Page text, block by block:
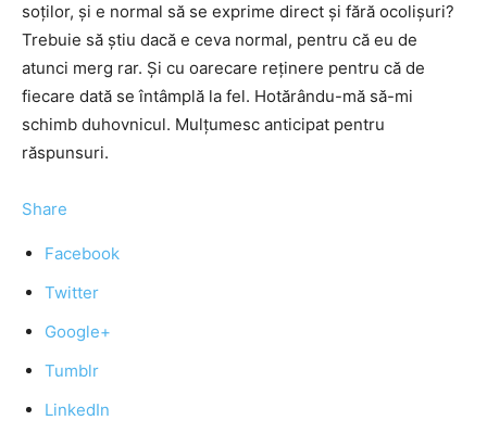
soţilor, şi e normal să se exprime direct şi fără ocolişuri?
Trebuie să ştiu dacă e ceva normal, pentru că eu de
atunci merg rar. Şi cu oarecare reţinere pentru că de
fiecare dată se întâmplă la fel. Hotărându-mă să-mi
schimb duhovnicul. Mulţumesc anticipat pentru
răspunsuri.
Share
Facebook
Twitter
Google+
Tumblr
LinkedIn